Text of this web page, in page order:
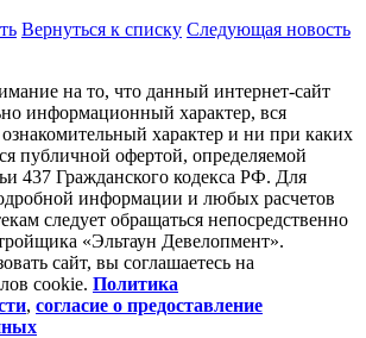
Вернуться к списку Следующая новость
на то, что данный интернет-сайт
информационный характер, вся
характер и ни при каких
публичной офертой, определяемой
437 Гражданского кодекса РФ. Для
информации и любых расчетов
следует обращаться непосредственно
«Эльтаун Девелопмент».
сайт, вы соглашаетесь на
coоkie. Политика
, согласие о предоставление